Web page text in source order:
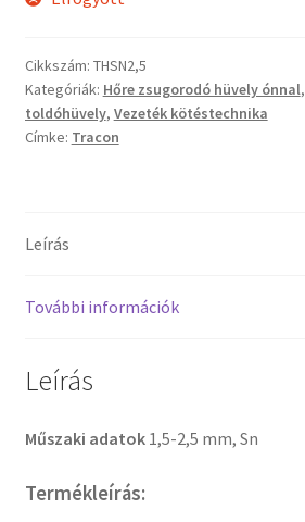
Cikkszám: THSN2,5
Kategóriák: Hőre zsugorodó hüvely ónnal,
toldóhüvely, Vezeték kötéstechnika
Címke: Tracon
Leírás
További információk
Leírás
Műszaki adatok 1,5-2,5 mm, Sn
Termékleírás: